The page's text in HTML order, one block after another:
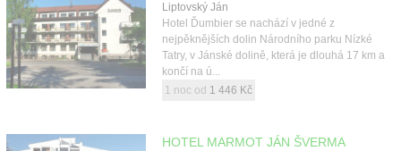
Liptovský Ján
Hotel Ďumbier se nachází v jedné z
nejpěknějších dolin Národního parku Nízké
Tatry, v Jánské dolině, která je dlouhá 17 km a
končí na ú...
1 noc od 1 446 Kč
HOTEL MARMOT JÁN ŠVERMA